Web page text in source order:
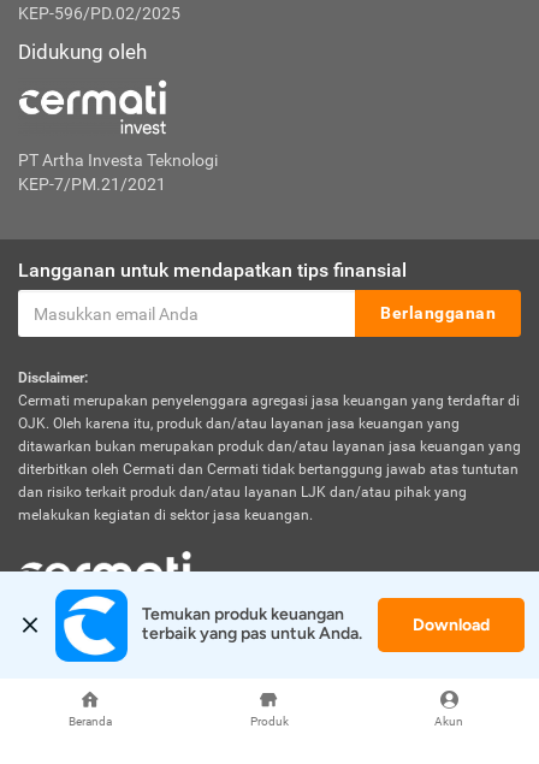
Beranda Produk Akun
KEP-596/PD.02/2025
Didukung oleh
PT Artha Investa Teknologi
KEP-7/PM.21/2021
Langganan untuk mendapatkan tips finansial
Berlangganan
Disclaimer:
Cermati merupakan penyelenggara agregasi jasa keuangan yang terdaftar di
OJK. Oleh karena itu, produk dan/atau layanan jasa keuangan yang
ditawarkan bukan merupakan produk dan/atau layanan jasa keuangan yang
diterbitkan oleh Cermati dan Cermati tidak bertanggung jawab atas tuntutan
dan risiko terkait produk dan/atau layanan LJK dan/atau pihak yang
melakukan kegiatan di sektor jasa keuangan.
© 2026 Cermati. All Rights Reserved.
Temukan produk keuangan
terbaik yang pas untuk Anda.
Download